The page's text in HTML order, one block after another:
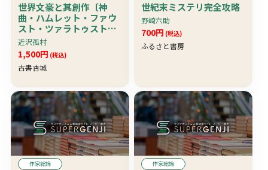
世界文豪と其創作〔神
曲・ハムレット・ファウ
スト・ツァラトゥスト
ラ・暗室の王・ジャンク
リストフ〕
近沢孤村
1,500円 (税込)
古書杏城
世紀末ミステリ完全攻略
野崎六助
700円 (税込)
ふるさと書房
作家総論 作家総論